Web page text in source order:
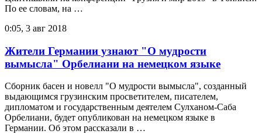
По ее словам, на …
0:05, 3 авг 2018
Жители Германии узнают "О мудрости
вымысла" Орбелиани на немецком языке
Сборник басен и новелл "О мудрости вымысла", созданный
выдающимся грузинским просветителем, писателем,
дипломатом и государственным деятелем Сулханом-Саба
Орбелиани, будет опубликован на немецком языке в
Германии. Об этом рассказали в …